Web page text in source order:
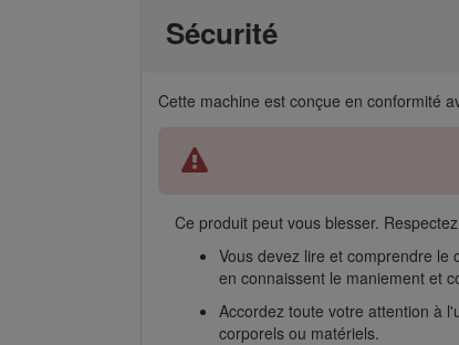
Sécurité
Cette machine est conçue en conformité
Ce produit peut vous blesser.
Vous devez lire et comprendre le
en connaissent le maniement et
Accordez toute votre attention à
corporels ou matériels.